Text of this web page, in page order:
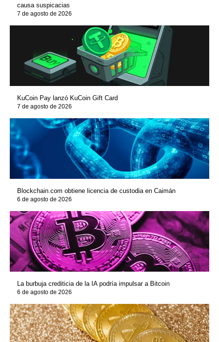
causa suspicacias
7 de agosto de 2026
KuCoin Pay lanzó KuCoin Gift Card
7 de agosto de 2026
Blockchain.com obtiene licencia de custodia en Caimán
6 de agosto de 2026
La burbuja crediticia de la IA podría impulsar a Bitcoin
6 de agosto de 2026